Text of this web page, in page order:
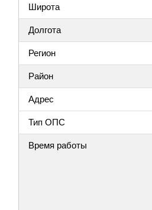
Широта
Долгота
Регион
Район
Адрес
Тип ОПС
Время работы